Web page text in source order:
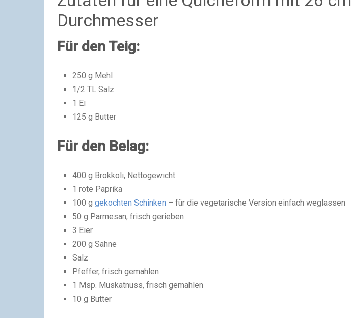
Durchmesser
Für den Teig:
250 g Mehl
1/2 TL Salz
1 Ei
125 g Butter
Für den Belag:
400 g Brokkoli, Nettogewicht
1 rote Paprika
100 ggekochten Schinken – für die vegetarische Version einfach weglassen
50 g Parmesan, frisch gerieben
3 Eier
200 g Sahne
Salz
Pfeffer, frisch gemahlen
1 Msp. Muskatnuss, frisch gemahlen
10 g Butter